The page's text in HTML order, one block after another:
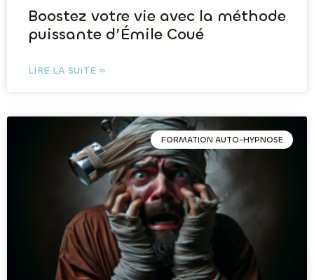
Boostez votre vie avec la méthode
puissante d’Émile Coué
LIRE LA SUITE »
FORMATION AUTO-HYPNOSE